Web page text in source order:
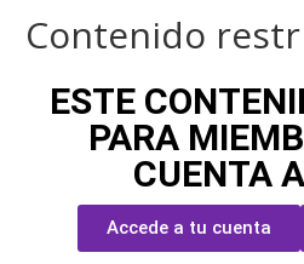
Contenido
ESTE
PARA
CUENTA
Accede a tu cuenta